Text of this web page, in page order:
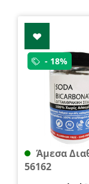
- 18%
Άμεσα
56162